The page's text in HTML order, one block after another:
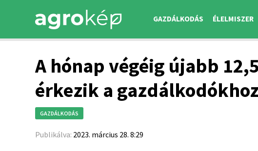
GAZDÁLKODÁS ÉLELMISZER
A hónap végéig újabb
érkezik a gazdálkodókhoz
GAZDÁLKODÁS
Publikálva: 2023. március 28. 8:29